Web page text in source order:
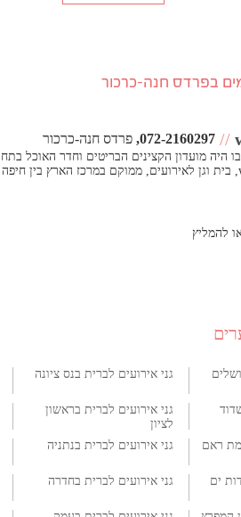
בפרדס חנה-כרכור
//
072-2160297 פרדס חנה-כרכור
היה מועדון הקצינים הבריטים וחדר האוכל
להמליץ
גני אירועים לברית בנס ציונה
גני אירועים לברית בראשון
לציון
ראם גני אירועים לברית בנתניה
ים גני אירועים לברית בחדרה